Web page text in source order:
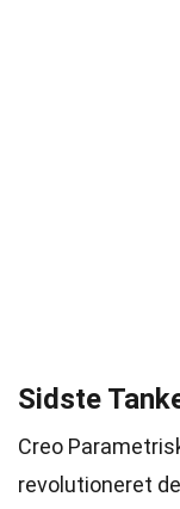
Sidste
Creo
revolutioneret